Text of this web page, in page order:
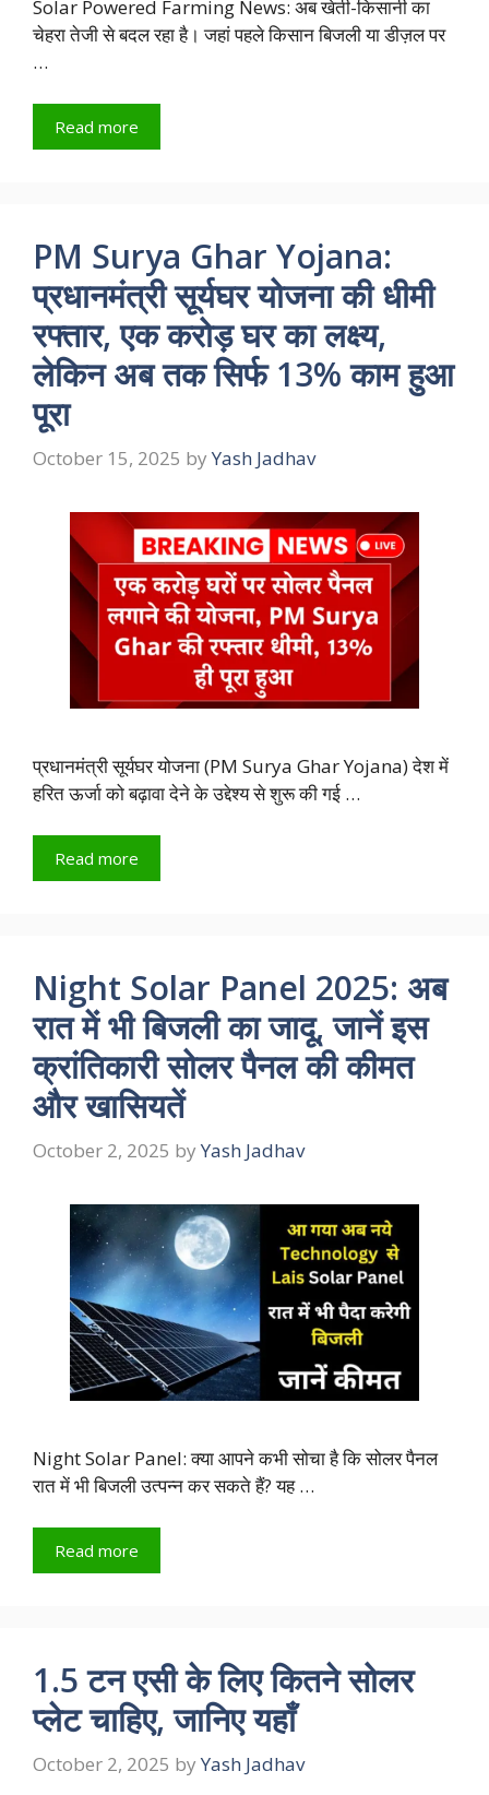
Solar Powered Farming News: अब खेती-किसानी का
चेहरा तेजी से बदल रहा है। जहां पहले किसान बिजली या डीज़ल पर
…
Read more
PM Surya Ghar Yojana:
प्रधानमंत्री सूर्यघर योजना की धीमी
रफ्तार, एक करोड़ घर का लक्ष्य,
लेकिन अब तक सिर्फ 13% काम हुआ
पूरा
October 15, 2025 by Yash Jadhav
प्रधानमंत्री सूर्यघर योजना (PM Surya Ghar Yojana) देश में
हरित ऊर्जा को बढ़ावा देने के उद्देश्य से शुरू की गई …
Read more
Night Solar Panel 2025: अब
रात में भी बिजली का जादू, जानें इस
क्रांतिकारी सोलर पैनल की कीमत
और खासियतें
October 2, 2025 by Yash Jadhav
Night Solar Panel: क्या आपने कभी सोचा है कि सोलर पैनल
रात में भी बिजली उत्पन्न कर सकते हैं? यह …
Read more
1.5 टन एसी के लिए कितने सोलर
प्लेट चाहिए, जानिए यहाँ
October 2, 2025 by Yash Jadhav